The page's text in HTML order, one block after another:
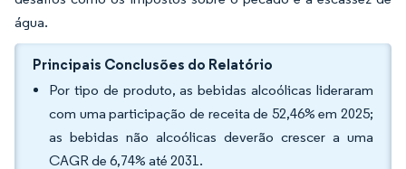
água.
Principais Conclusões do Relatório
Por tipo de produto, as bebidas alcoólicas lideraram
com uma participação de receita de 52,46% em 2025;
as bebidas não alcoólicas deverão crescer a uma
CAGR de 6,74% até 2031.